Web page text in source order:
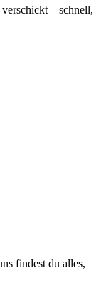
– schnell,
findest du alles,